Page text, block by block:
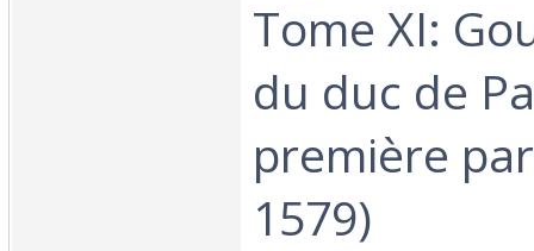
Tome XI:
du duc de
première
1579)‎